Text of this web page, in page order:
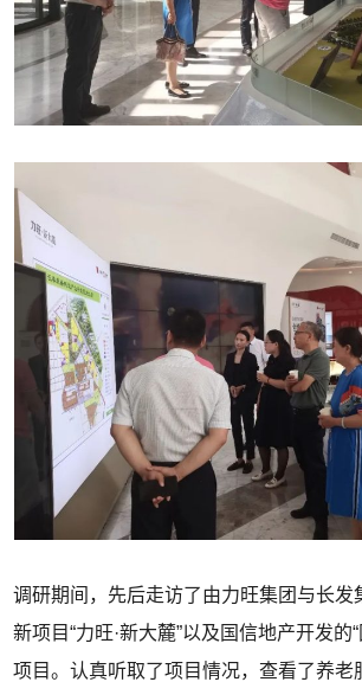
调研期间，先后走访了由力旺集团与长发
新项目“力旺·新大麓”以及国信地产开发的
项目。认真听取了项目情况，查看了养老